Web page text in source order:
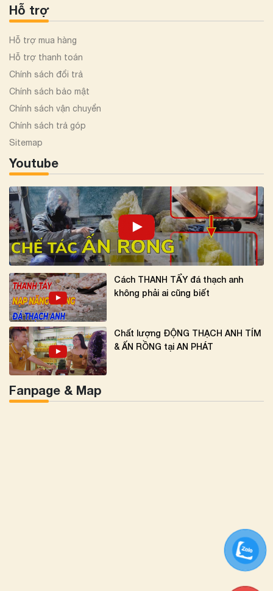
Hỗ trợ
Hỗ trợ mua hàng
Hỗ trợ thanh toán
Chính sách đổi trả
Chính sách bảo mật
Chính sách vận chuyển
Chính sách trả góp
Sitemap
Youtube
Cách THANH TẨY đá thạch anh
không phải ai cũng biết
Chất lượng ĐỘNG THẠCH ANH TÍM
& ẤN RỒNG tại AN PHÁT
Fanpage & Map